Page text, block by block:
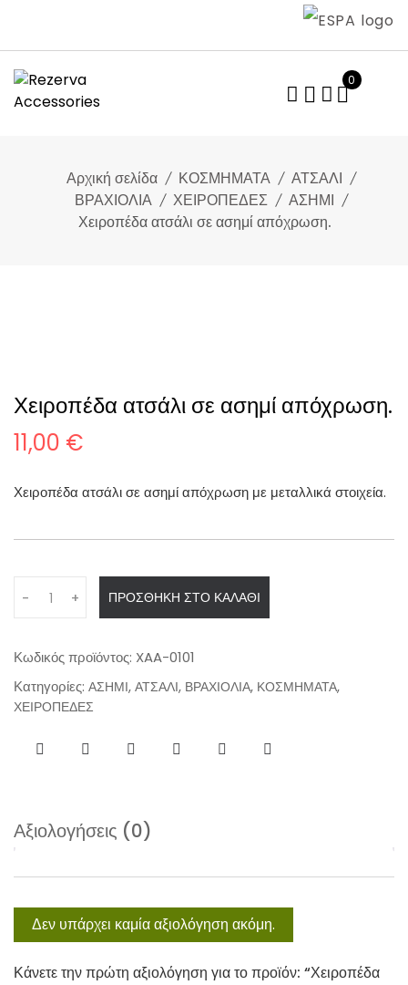
content
0
Αρχική σελίδα ΚΟΣΜΗΜΑΤΑ
ΑΤΣΑΛΙ
ΒΡΑΧΙΟΛΙΑ
ΧΕΙΡΟΠΕΔΕΣ
ΑΣΗΜΙ
Χειροπέδα ατσάλι σε ασημί απόχρωση.
Χειροπέδα ατσάλι σε ασημί απόχρωση.
11,00 €
Χειροπέδα ατσάλι σε ασημί απόχρωση με μεταλλικά στοιχεία.
n
i
t
- + ΠΡΟΣΘΉΚΗ ΣΤΟ ΚΑΛΆΘΙ
Κωδικός προϊόντος: XAA-0101
Κατηγορίες: ΑΣΗΜΙ, ΑΤΣΑΛΙ, ΒΡΑΧΙΟΛΙΑ, ΚΟΣΜΗΜΑΤΑ,
ΧΕΙΡΟΠΕΔΕΣ
Αξιολογήσεις (0)
Δεν υπάρχει καμία αξιολόγηση ακόμη.
Κάνετε την πρώτη αξιολόγηση για το προϊόν: “Χειροπέδα